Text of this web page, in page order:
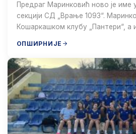
Предраг Маринковић ново је име
секцији СД „Врање 1093“.
Кошаркашком клубу „Пантери“, а
ОПШИРНИЈЕ